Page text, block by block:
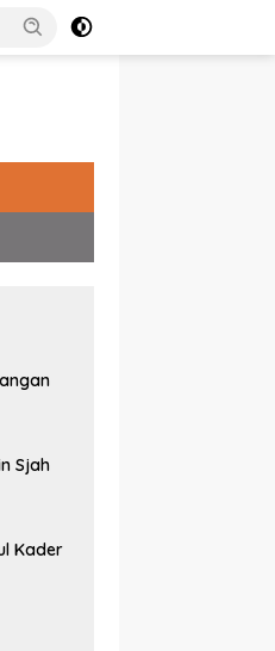
Sjah
Kader